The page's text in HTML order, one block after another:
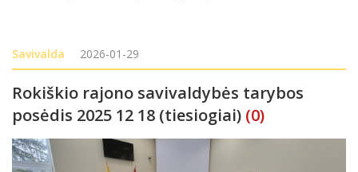
Savivalda 2026-01-29
Rokiškio rajono savivaldybės tarybos
posėdis 2025 12 18 (tiesiogiai) (0)